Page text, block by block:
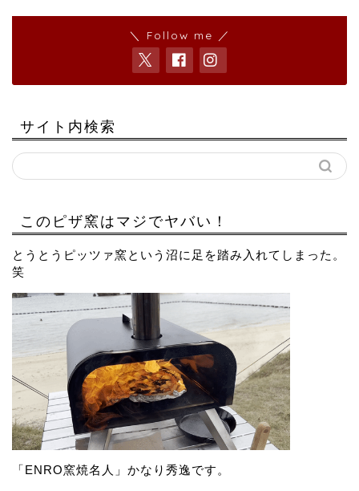
＼ Follow me ／
サイト内検索
このピザ窯はマジでヤバい！
とうとうピッツァ窯という沼に足を踏み入れてしまった。
笑
「ENRO窯焼名人」かなり秀逸です。